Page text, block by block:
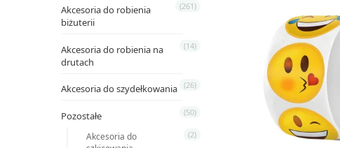
Akcesoria do robienia
biżuterii
(261)
Akcesoria do robienia na
drutach
(14)
Akcesoria do szydełkowania (26)
Pozostałe (50)
Akcesoria do
(2)